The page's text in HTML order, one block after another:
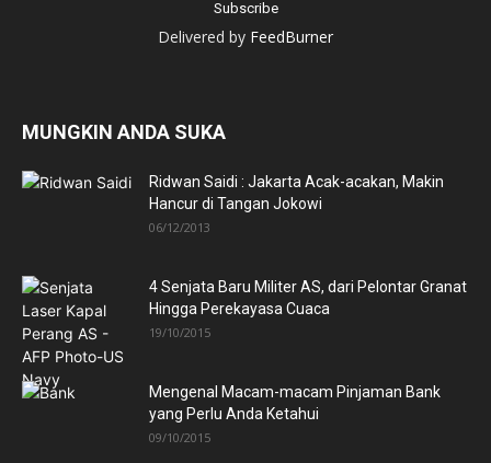
Delivered by FeedBurner
MUNGKIN ANDA SUKA
Ridwan Saidi : Jakarta Acak-acakan, Makin
Hancur di Tangan Jokowi
06/12/2013
4 Senjata Baru Militer AS, dari Pelontar Granat
Hingga Perekayasa Cuaca
19/10/2015
Mengenal Macam-macam Pinjaman Bank
yang Perlu Anda Ketahui
09/10/2015